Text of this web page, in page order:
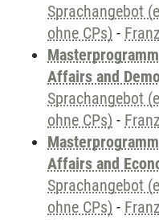
Sprachangebot
ohne CPs) -
Affairs and
Sprachangebot
ohne CPs) -
Affairs and
Sprachangebot
ohne CPs) -